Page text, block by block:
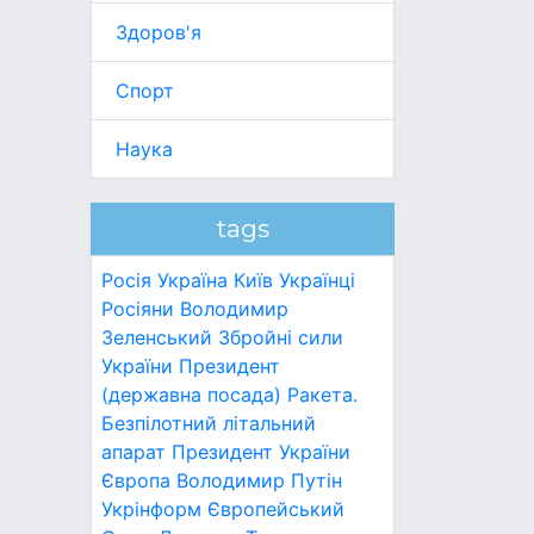
Здоров'я
Спорт
Наука
tags
Росія Україна Київ Українці
Росіяни Володимир
Зеленський Збройні сили
України Президент
(державна посада) Ракета.
Безпілотний літальний
апарат Президент України
Європа Володимир Путін
Укрінформ Європейський